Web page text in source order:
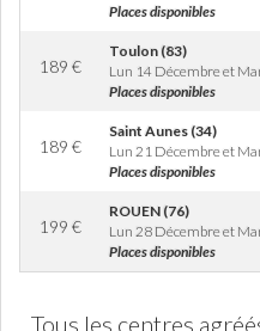
Places disponibles
189 €
Toulon (83)
Lun 14 Décembre et
Places disponibles
189 €
Saint Aunes (34)
Lun 21 Décembre et
Places disponibles
199 €
ROUEN (76)
Lun 28 Décembre et
Places disponibles
Tous les centres